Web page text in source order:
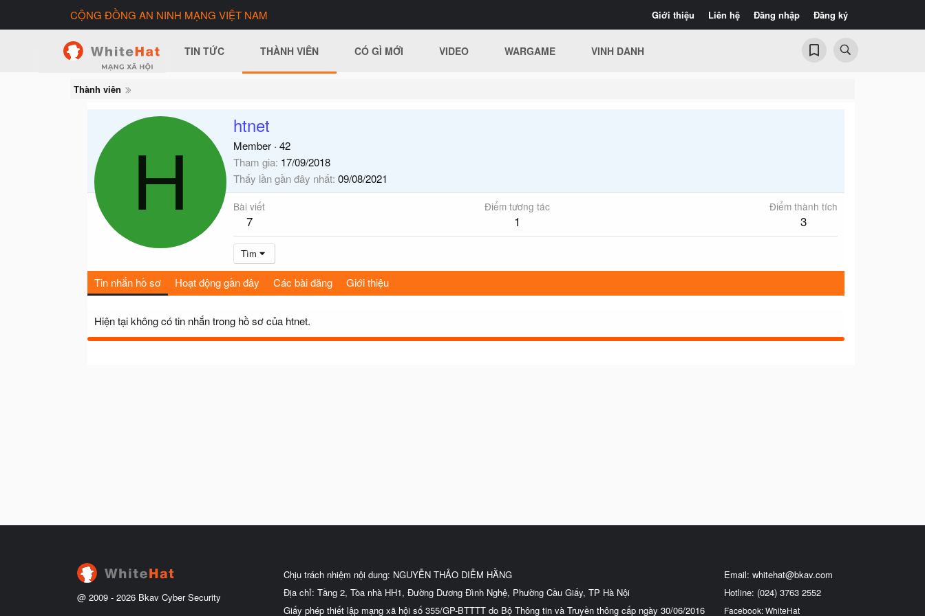
Giới thiệu Liên hệ Đăng nhập Đăng ký
CỘNG ĐỒNG AN NINH MẠNG VIỆT NAM
TIN TỨC THÀNH VIÊN CÓ GÌ MỚI VIDEO WARGAME VINH DANH
Thành viên
H
htnet
Member · 42
Tham gia 17/09/2018
Thấy lần gần đây nhất 09/08/2021
Bài viết
7
Điểm tương tác
1
Điểm thành tích
3
Tìm
Tin nhắn hồ sơ Hoạt động gần đây Các bài đăng Giới thiệu
Hiện tại không có tin nhắn trong hồ sơ của htnet.
@ 2009 - 2026 Bkav Cyber Security
Chịu trách nhiệm nội dung: NGUYỄN THẢO DIỄM HẰNG
Địa chỉ: Tầng 2, Tòa nhà HH1, Đường Dương Đình Nghệ, Phường Cầu Giấy, TP Hà Nội
Giấy phép thiết lập mạng xã hội số 355/GP-BTTTT do Bộ Thông tin và Truyền thông cấp ngày 30/06/2016
Email: whitehat@bkav.com
Hotline: (024) 3763 2552
Facebook: WhiteHat